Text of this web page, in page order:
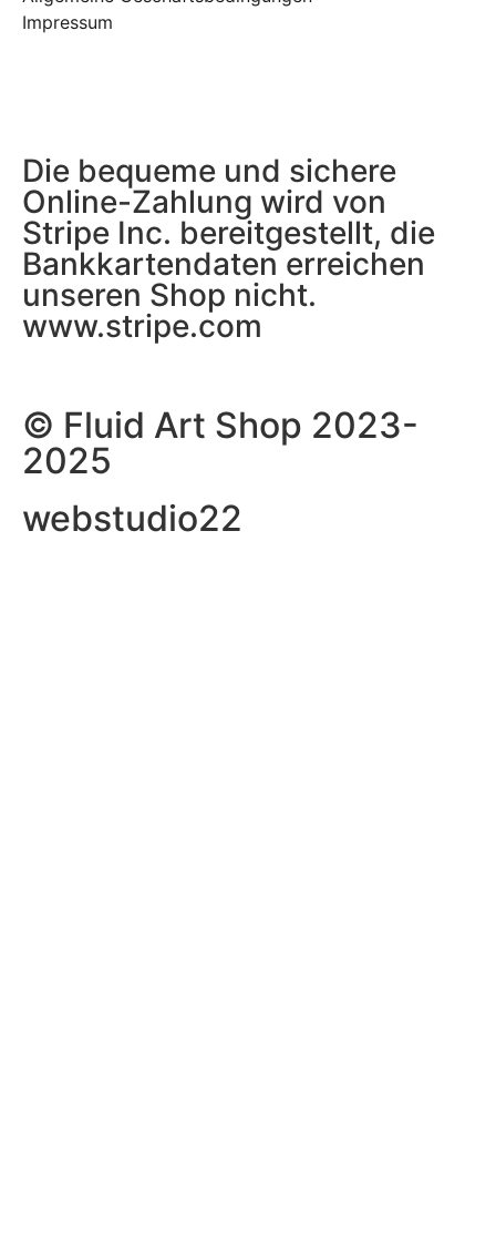
Impressum
Die bequeme und sichere
Online-Zahlung wird von
Stripe Inc. bereitgestellt, die
Bankkartendaten erreichen
unseren Shop nicht.
www.stripe.com
© Fluid Art Shop 2023-
2025
webstudio22